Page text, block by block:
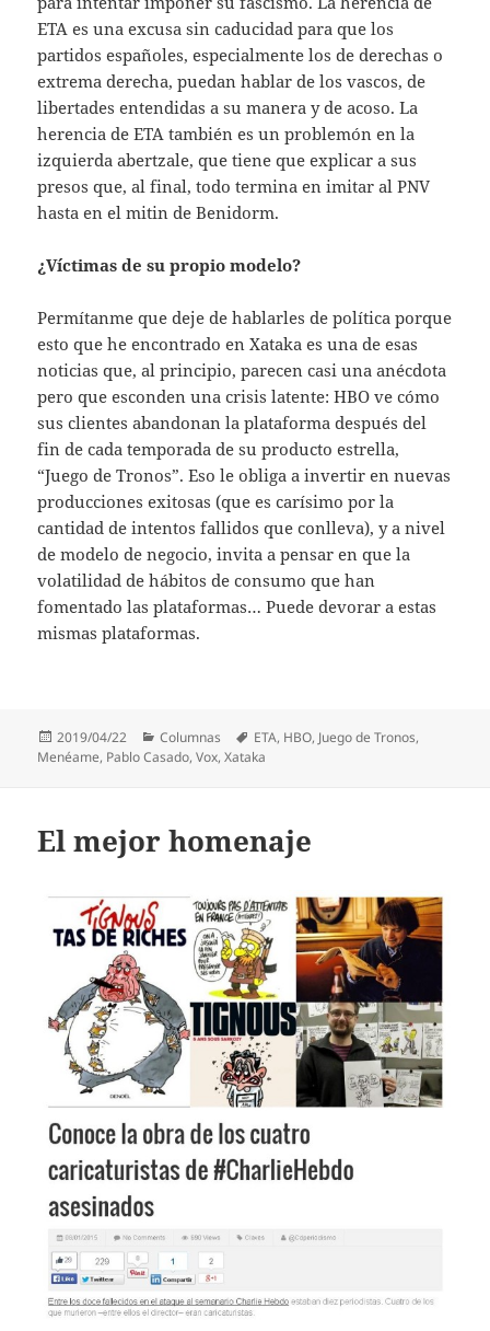
ETA es una excusa sin caducidad para que los
partidos españoles, especialmente los de derechas o
extrema derecha, puedan hablar de los vascos, de
libertades entendidas a su manera y de acoso. La
herencia de ETA también es un problemón en la
izquierda abertzale, que tiene que explicar a sus
presos que, al final, todo termina en imitar al PNV
hasta en el mitin de Benidorm.
¿Víctimas de su propio modelo?
Permítanme que deje de hablarles de política porque
esto que he encontrado en Xataka es una de esas
noticias que, al principio, parecen casi una anécdota
pero que esconden una crisis latente: HBO ve cómo
sus clientes abandonan la plataforma después del
fin de cada temporada de su producto estrella,
“Juego de Tronos”. Eso le obliga a invertir en nuevas
producciones exitosas (que es carísimo por la
cantidad de intentos fallidos que conlleva), y a nivel
de modelo de negocio, invita a pensar en que la
volatilidad de hábitos de consumo que han
fomentado las plataformas… Puede devorar a estas
mismas plataformas.
Publicado
el
2019/04/22 Categorías
Columnas Etiquetas
ETA, HBO, Juego de Tronos,
Menéame, Pablo Casado,Vox,Xataka
El mejor homenaje